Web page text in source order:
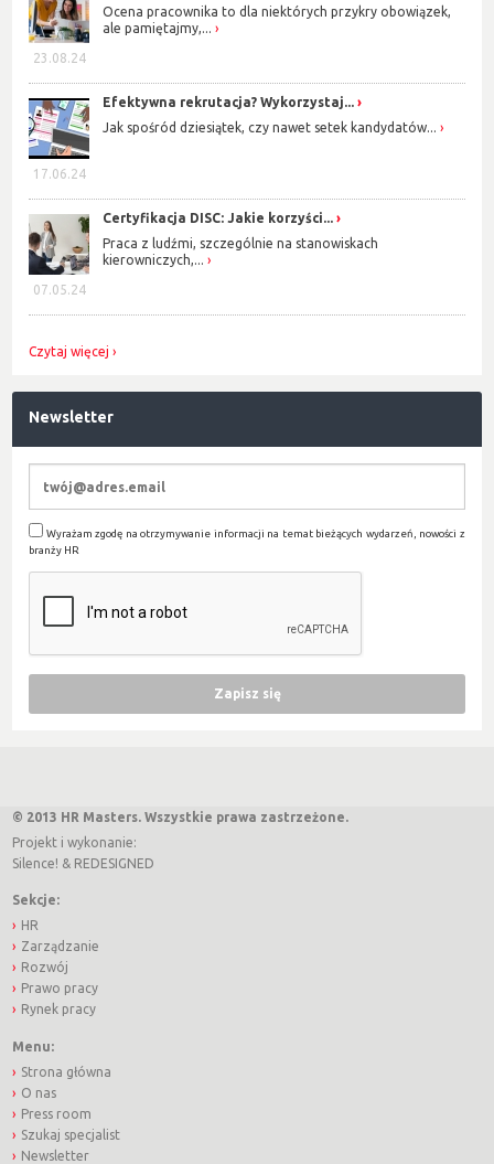
23.08.24
Ocena pracownika to dla niektórych przykry obowiązek,
ale pamiętajmy,...
17.06.24
Efektywna rekrutacja? Wykorzystaj...
Jak spośród dziesiątek, czy nawet setek kandydatów...
07.05.24
Certyfikacja DISC: Jakie korzyści...
Praca z ludźmi, szczególnie na stanowiskach
kierowniczych,...
Czytaj więcej
Newsletter
Wyrażam zgodę na otrzymywanie informacji na temat bieżących wydarzeń, nowości z
branży HR
© 2013 HR Masters. Wszystkie prawa zastrzeżone.
Projekt i wykonanie:
Silence! & REDESIGNED
Sekcje:
HR
Zarządzanie
Rozwój
Prawo pracy
Rynek pracy
Menu:
Strona główna
O nas
Press room
Szukaj specjalist
Newsletter